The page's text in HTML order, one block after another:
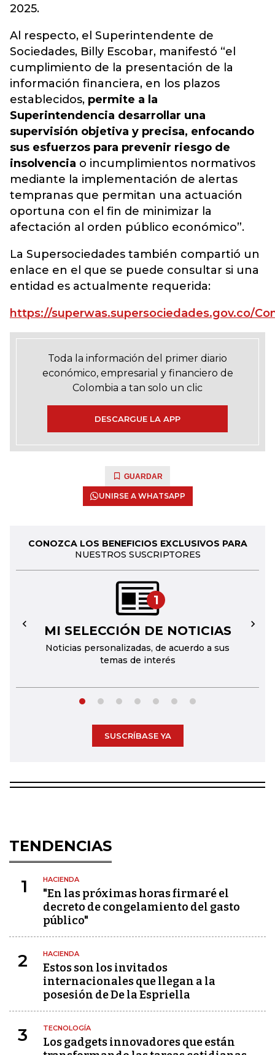
2025.
Al respecto, el Superintendente de
Sociedades, Billy Escobar, manifestó “el
cumplimiento de la presentación de la
información financiera, en los plazos
establecidos, permite a la
Superintendencia desarrollar una
supervisión objetiva y precisa, enfocando
sus esfuerzos para prevenir riesgo de
insolvencia o incumplimientos normativos
mediante la implementación de alertas
tempranas que permitan una actuación
oportuna con el fin de minimizar la
afectación al orden público económico”.
La Supersociedades también compartió un
enlace en el que se puede consultar si una
entidad es actualmente requerida:
https://superwas.supersociedades.gov.co/
Toda la información del primer diario
económico, empresarial y financiero de
Colombia a tan solo un clic
DESCARGUE LA APP
GUARDAR
UNIRSE A WHATSAPP
CONOZCA LOS BENEFICIOS EXCLUSIVOS PARA
NUESTROS SUSCRIPTORES
1
MI SELECCIÓN DE NOTICIAS
Noticias personalizadas, de acuerdo a sus
temas de interés
← →
SUSCRÍBASE YA
TENDENCIAS
1 HACIENDA
"En las próximas horas firmaré el
decreto de congelamiento del gasto
público"
2 HACIENDA
Estos son los invitados
internacionales que llegan a la
posesión de De la Espriella
3 TECNOLOGÍA
Los gadgets innovadores que están